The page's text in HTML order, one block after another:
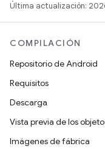
Última actualización:
COMPILACIÓN
Repositorio de Android
Requisitos
Descarga
Vista previa de los
Imágenes de fábrica